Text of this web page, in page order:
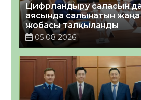
Цифрландыру саласын
аясында салынатын
жобасы талқыланды
05.08.2026